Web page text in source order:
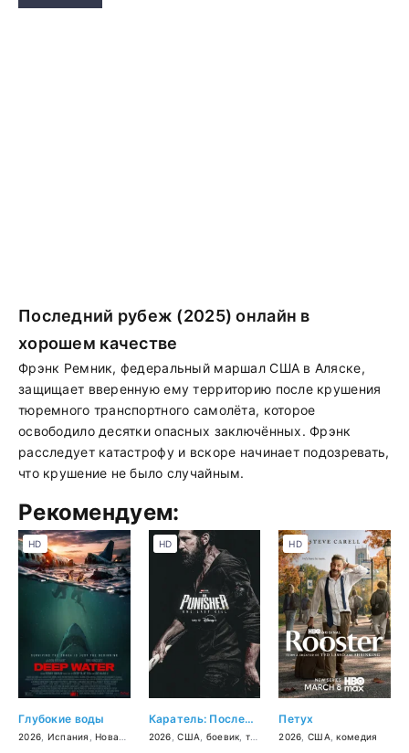
Последний рубеж (2025) онлайн в
хорошем качестве
Фрэнк Ремник, федеральный маршал США в Аляске,
защищает вверенную ему территорию после крушения
тюремного транспортного самолёта, которое
освободило десятки опасных заключённых. Фрэнк
расследует катастрофу и вскоре начинает подозревать,
что крушение не было случайным.
Рекомендуем:
Глубокие воды
2026 Испания ,Новая Зеландия ,США ,Китай, боевик ,триллер,ужасы
HD
Каратель: Последнее убийство
2026 ,США боевик триллер ,драма,криминал,
HD
Петух
2026 США ,комедия
HD